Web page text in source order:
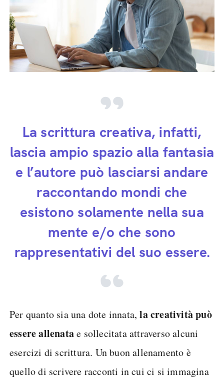
La scrittura creativa, infatti,
lascia ampio spazio alla fantasia
e l’autore può lasciarsi andare
raccontando mondi che
esistono solamente nella sua
mente e/o che sono
rappresentativi del suo essere.
Per quanto sia una dote innata,la creatività può
essere allenatae sollecitata attraverso alcuni
esercizi di scrittura. Un buon allenamento è
quello di scrivere racconti in cui ci si immagina